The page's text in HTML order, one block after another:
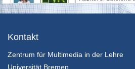
24/01/2022
Kontakt
Zentrum für Multimedia in der Lehre
Universität Bremen